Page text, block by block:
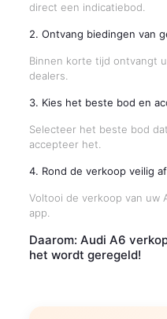
direct een indicatiebod.
2. Ontvang biedingen van
Binnen korte tijd ontvangt
dealers.
3. Kies het beste bod en
Selecteer het beste bod
accepteer het.
4. Rond de verkoop veilig
Voltooi de verkoop van uw
app.
Daarom: Audi A6
het wordt geregeld!